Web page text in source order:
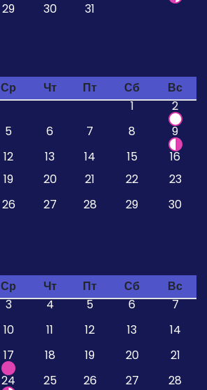
29 30 31
Ср Чт Пт Сб
Вс
1
2
5 6 7 8
9
12 13 14 15
16
19 20 21 22
23
26 27 28 29 30
Ср Чт Пт Сб
Вс
3 4 5 6
7
10 11 12 13
14
17 18 19 20
21
24 25 26 27
28